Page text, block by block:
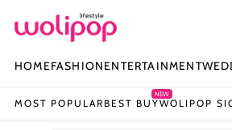
HOMEFASHIONENTERTAINMENT
MOST POPULAR BEST BUY
NEW
WOLIPOP